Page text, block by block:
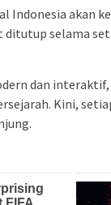
Indonesia akan
selama
dan
Kini,